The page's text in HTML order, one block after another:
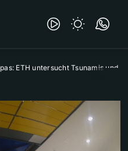
ETH untersucht Tsunamis und